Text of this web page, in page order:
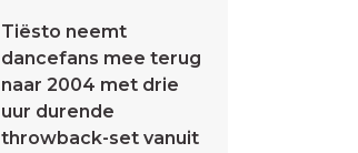
Tiësto neemt
dancefans mee terug
naar 2004 met drie
uur durende
throwback-set vanuit